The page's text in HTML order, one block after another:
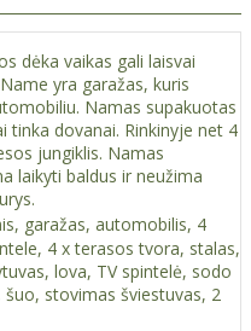
dėka vaikas gali laisvai
yra garažas, kuris
Namas supakuotas
tinka dovanai. Rinkinyje net 4
jungiklis. Namas
laikyti baldus ir neužima
garažas, automobilis, 4
4 x terasos tvora, stalas,
lova, TV spintelė, sodo
stovimas šviestuvas, 2